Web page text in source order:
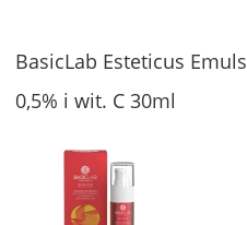
BasicLab Esteticus
0,5% i wit. C 30ml